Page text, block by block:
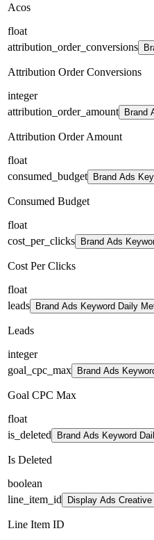
Acos
float
attribution_order_conversions
Attribution Order Conversions
integer
attribution_order_amount
Brand
Attribution Order Amount
float
consumed_budget
Brand Ads
Consumed Budget
float
cost_per_clicks
Brand Ads
Cost Per Clicks
float
leads
Brand Ads Keyword Daily
Leads
integer
goal_cpc_max
Brand Ads
Goal CPC Max
float
is_deleted
Brand Ads Keyword
Is Deleted
boolean
line_item_id
Display Ads
Line Item ID